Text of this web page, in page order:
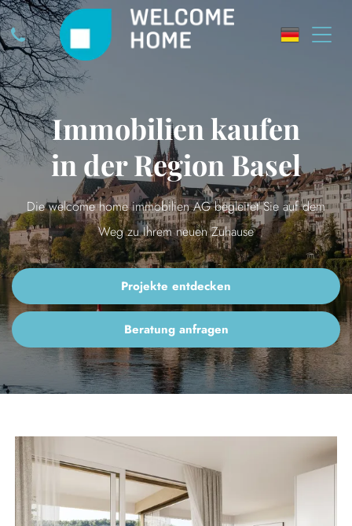
Immobilien kaufen
in der Region Basel
Die welcome home immobilien AG begleitet Sie auf dem
Weg zu Ihrem neuen Zuhause
Projekte entdecken
Beratung anfragen